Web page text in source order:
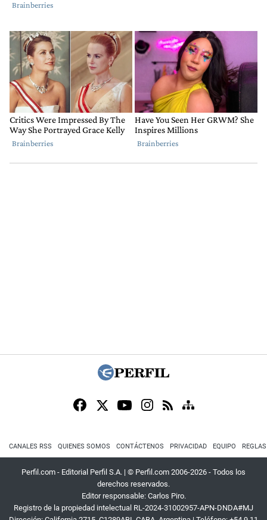
CANALES RSS QUIENES SOMOS CONTÁCTENOS PRIVACIDAD EQUIPO
Perfil.com - Editorial Perfil S.A. | © Perfil.com 2006-2026 - Todos los
derechos reservados.
Editor responsable: Carlos Piro.
Registro de la propiedad intelectual RL-2024-31002957-APN-DNDA#MJ